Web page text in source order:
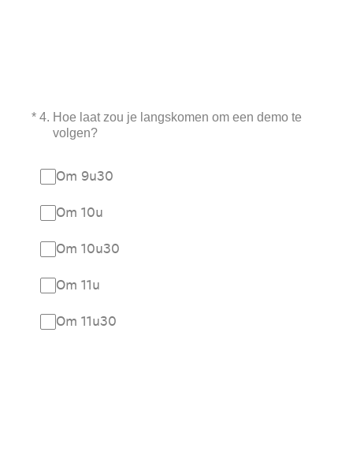
* 4. Hoe laat zou je langskomen om een demo te
volgen?
(Vereist.)
Om 9u30
Om 10u
Om 10u30
Om 11u
Om 11u30